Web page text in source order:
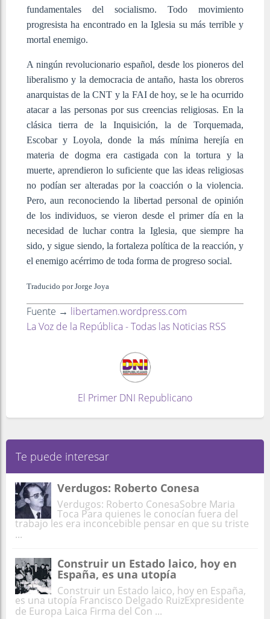
fundamentales del socialismo. Todo movimiento
progresista ha encontrado en la Iglesia su más terrible y
mortal enemigo.
A ningún revolucionario español, desde los pioneros del
liberalismo y la democracia de antaño, hasta los obreros
anarquistas de la CNT y la FAI de hoy, se le ha ocurrido
atacar a las personas por sus creencias religiosas. En la
clásica tierra de la Inquisición, la de Torquemada,
Escobar y Loyola, donde la más mínima herejía en
materia de dogma era castigada con la tortura y la
muerte, aprendieron lo suficiente que las ideas religiosas
no podían ser alteradas por la coacción o la violencia.
Pero, aun reconociendo la libertad personal de opinión
de los individuos, se vieron desde el primer día en la
necesidad de luchar contra la Iglesia, que siempre ha
sido, y sigue siendo, la fortaleza política de la reacción, y
el enemigo acérrimo de toda forma de progreso social.
Traducido por Jorge Joya
Fuente → libertamen.wordpress.com
La Voz de la República - Todas las Noticias RSS
El Primer DNI Republicano
Te puede interesar
Verdugos: Roberto Conesa
Verdugos: Roberto ConesaSobre Maria
Toca Para quienes le conocían fuera del
trabajo les era inconcebible pensar en que su triste
...
Construir un Estado laico, hoy en
España, es una utopía
Construir un Estado laico, hoy en España,
es una utopía Francisco Delgado RuizExpresidente
de Europa Laica Firma del Con ...